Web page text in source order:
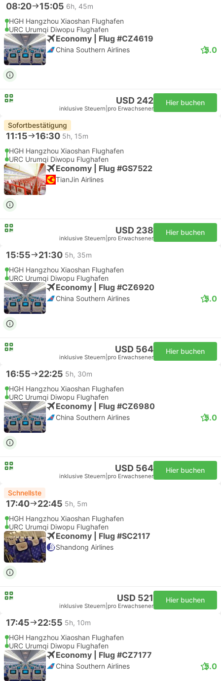
08:20 15:05 6h, 45m
HGH Hangzhou Xiaoshan Flughafen
URC Urumqi Diwopu Flughafen
Economy | Flug #CZ4619
China Southern Airlines 5.0
USD 242
inklusive Steuern pro Erwachsener
Hier buchen
Sofortbestätigung
11:15 16:30 5h, 15m
HGH Hangzhou Xiaoshan Flughafen
URC Urumqi Diwopu Flughafen
Economy | Flug #GS7522
TianJin Airlines
USD 238
inklusive Steuern pro Erwachsener
Hier buchen
15:55 21:30 5h, 35m
HGH Hangzhou Xiaoshan Flughafen
URC Urumqi Diwopu Flughafen
Economy | Flug #CZ6920
China Southern Airlines 5.0
USD 564
inklusive Steuern pro Erwachsener
Hier buchen
16:55 22:25 5h, 30m
HGH Hangzhou Xiaoshan Flughafen
URC Urumqi Diwopu Flughafen
Economy | Flug #CZ6980
China Southern Airlines 5.0
USD 564
inklusive Steuern pro Erwachsener
Hier buchen
Schnellste
17:40 22:45 5h, 5m
HGH Hangzhou Xiaoshan Flughafen
URC Urumqi Diwopu Flughafen
Economy | Flug #SC2117
Shandong Airlines
USD 521
inklusive Steuern pro Erwachsener
Hier buchen
17:45 22:55 5h, 10m
HGH Hangzhou Xiaoshan Flughafen
URC Urumqi Diwopu Flughafen
Economy | Flug #CZ7177
China Southern Airlines 5.0